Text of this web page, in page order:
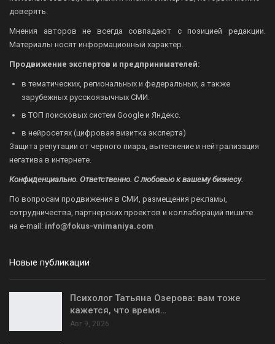
доверять.
Мнения авторов не всегда совпадают с позицией редакции.
Материалы носят информационный характер.
Продвижение экспертов и предпринимателей:
в тематических, региональных и федеральных, а также
зарубежных русскоязычных СМИ.
в ТОП поисковых систем Google и Яндекс.
в нейросетях (цифровая визитка эксперта)
Защита репутации от черного пиара, вытеснение и нейтрализация
негатива в интернете.
Конфиденциально. Ответственно. С любовью к вашему бизнесу.
По вопросам продвижения в СМИ, размещения рекламы,
сотрудничества, партнерских проектов и коллабораций пишите
на e-mail: info@fokus-vnimaniya.com
Новые публикации
Психолог Татьяна Озерова: вам тоже
кажется, что время…
Авг 9, 2026